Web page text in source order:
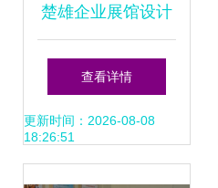
楚雄企业展馆设计
专业策划赋能品牌
空间新价值
查看详情
更新时间：2026-08-08
18:26:51